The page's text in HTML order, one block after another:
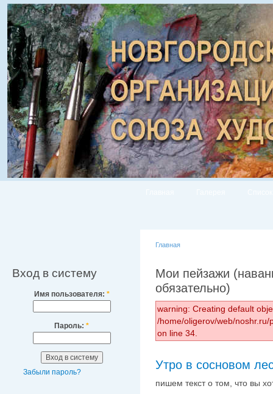
Вход в систему
Имя пользователя: *
Пароль: *
Забыли пароль?
Главная
Мои пейзажи
обязательно)
warning: Creating default
/home/oligerov/web/
on line 34.
Утро в сосновом
пишем текст о том, что вы